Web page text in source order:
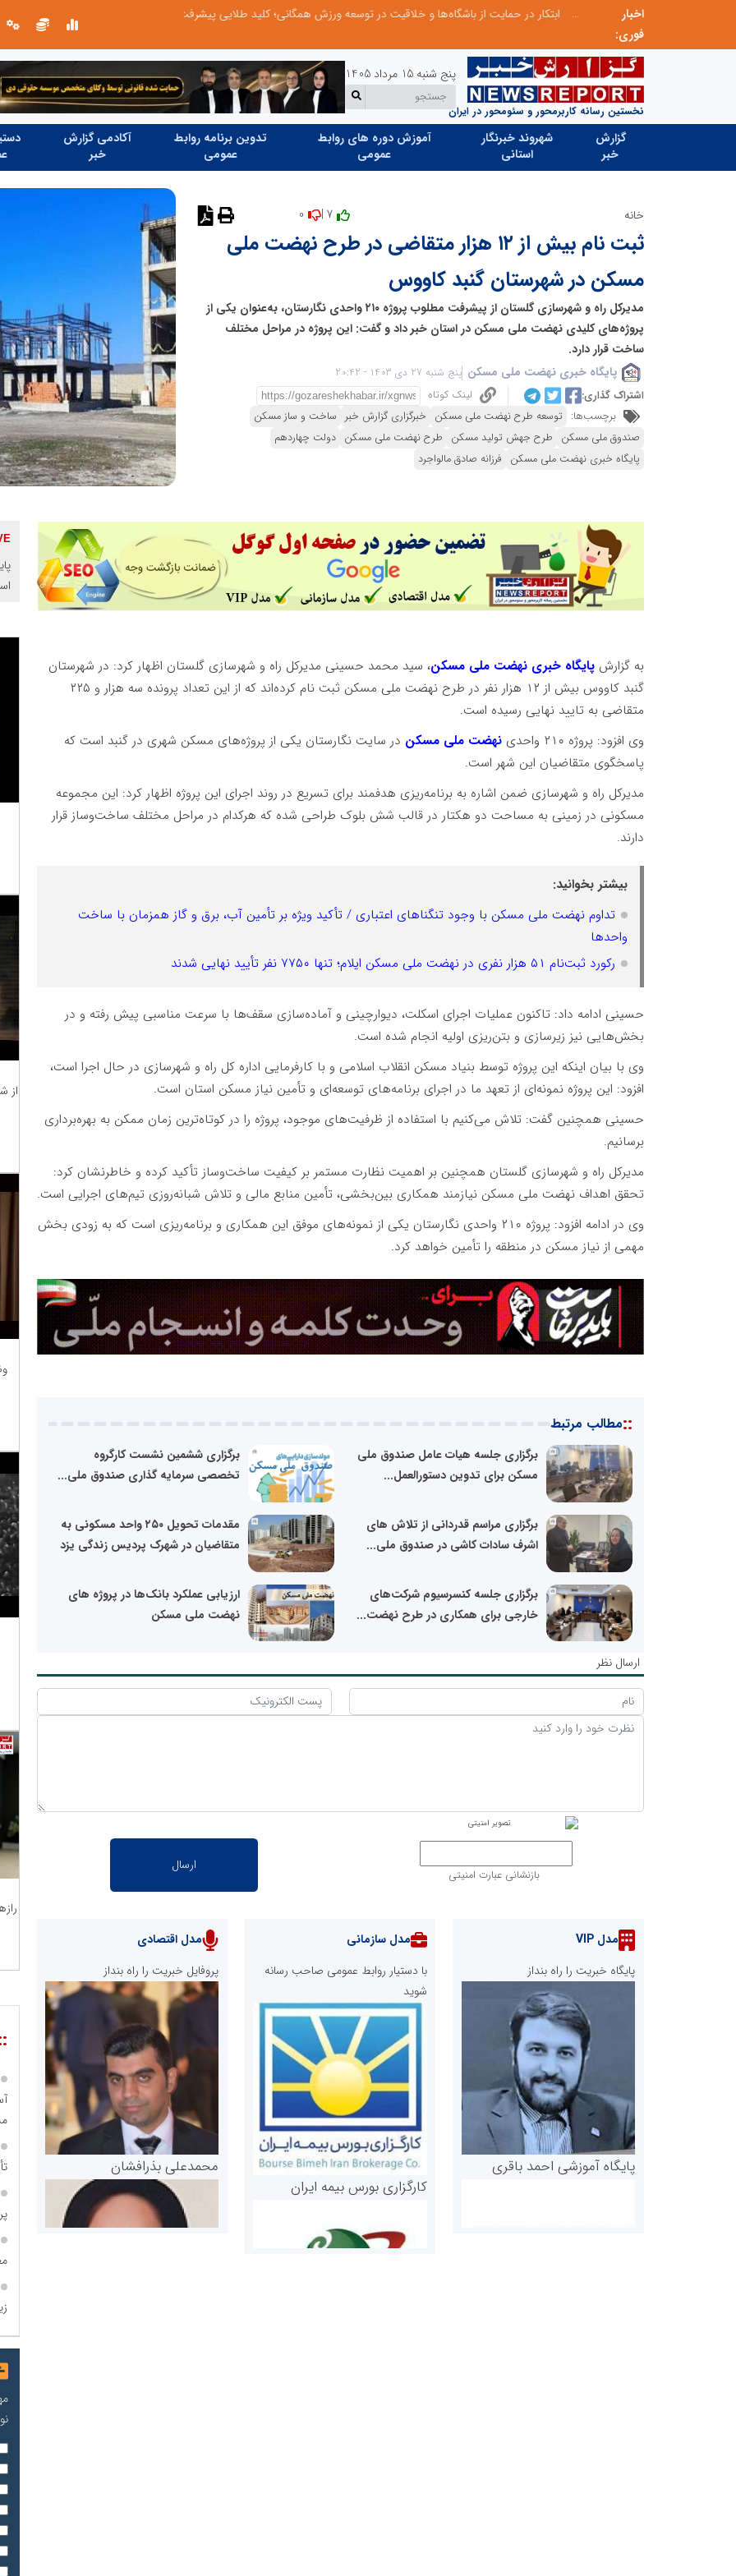
اخبار
فوری:
ابتکار در حمایت از باشگاه‌ها و خلاقیت در توسعه ورزش همگانی؛ کلید طلایی پیشرفت ورزش کشور
نخستین رسانه کاربرمحور و سئومحور در ایران
پنج شنبه 15 مرداد 1405
گزارش
خبر
شهروند خبرنگار
استانی
آموزش دوره های روابط
عمومی
تدوین برنامه روابط
عمومی
آکادمی گزارش
خبر
خانه
ثبت نام بیش از ۱۲ هزار متقاضی در طرح نهضت ملی
مسکن در شهرستان گنبد کاووس
مدیرکل راه و شهرسازی گلستان از پیشرفت مطلوب پروژه ۲۱۰ واحدی نگارستان، به‌عنوان یکی از
پروژه‌های کلیدی نهضت ملی مسکن در استان خبر داد و گفت: این پروژه در مراحل مختلف
ساخت قرار دارد.
پایگاه خبری نهضت ملی مسکن پنج شنبه 27 دی 1403 - 20:42
اشتراک گذاری:
لینک کوتاه
برچسب‌ها: توسعه طرح نهضت ملی مسکن خبرگزاری گزارش خبر ساخت و ساز مسکن
صندوق ملی مسکن طرح جهش تولید مسکن طرح نهضت ملی مسکن دولت چهاردهم
پایگاه خبری نهضت ملی مسکن فرزانه صادق مالواجرد
به گزارشپایگاه خبری نهضت ملی مسکن، سید محمد حسینی مدیرکل راه و شهرسازی گلستان اظهار کرد: در شهرستان
گنبد کاووس بیش از ۱۲ هزار نفر در طرح نهضت ملی مسکن ثبت نام کرده‌اند که از این تعداد پرونده سه هزار و ۲۲۵
متقاضی به تایید نهایی رسیده است.
وی افزود: پروژه ۲۱۰ واحدی
نهضت ملی مسکن در سایت نگارستان یکی از پروژه‌های مسکن شهری در گنبد است که
پاسخگوی متقاضیان این شهر است.
مدیرکل راه و شهرسازی ضمن اشاره به برنامه‌ریزی هدفمند برای تسریع در روند اجرای این پروژه اظهار کرد: این مجموعه
مسکونی در زمینی به مساحت دو هکتار در قالب شش بلوک طراحی شده که هرکدام در مراحل مختلف ساخت‌وساز قرار
دارند.
بیشتر بخوانید:
تداوم نهضت ملی مسکن با وجود تنگناهای اعتباری / تأکید ویژه بر تأمین آب، برق و گاز همزمان با ساخت
واحدها
رکورد ثبت‌نام ۵۱ هزار نفری در نهضت ملی مسکن ایلام؛ تنها ۷۷۵۰ نفر تأیید نهایی شدند
حسینی ادامه داد: تاکنون عملیات اجرای اسکلت، دیوارچینی و آماده‌سازی سقف‌ها با سرعت مناسبی پیش رفته و در
بخش‌هایی نیز زیرسازی و بتن‌ریزی اولیه انجام شده است.
وی با بیان اینکه این پروژه توسط بنیاد مسکن انقلاب اسلامی و با کارفرمایی اداره کل راه و شهرسازی در حال اجرا است،
افزود: این پروژه نمونه‌ای از تعهد ما در اجرای برنامه‌های توسعه‌ای و تأمین نیاز مسکن استان است.
حسینی همچنین گفت: تلاش می‌کنیم با استفاده از ظرفیت‌های موجود، پروژه را در کوتاه‌ترین زمان ممکن به بهره‌برداری
برسانیم.
مدیرکل راه و شهرسازی گلستان همچنین بر اهمیت نظارت مستمر بر کیفیت ساخت‌وساز تأکید کرده و خاطرنشان کرد:
تحقق اهداف نهضت ملی مسکن نیازمند همکاری بین‌بخشی، تأمین منابع مالی و تلاش شبانه‌روزی تیم‌های اجرایی است.
وی در ادامه افزود: پروژه ۲۱۰ واحدی نگارستان یکی از نمونه‌های موفق این همکاری و برنامه‌ریزی است که به زودی بخش
مهمی از نیاز مسکن در منطقه را تأمین خواهد کرد.
::مطالب مرتبط
برگزاری جلسه هیات عامل صندوق ملی
مسکن برای تدوین دستورالعمل...
برگزاری ششمین نشست کارگروه
تخصصی سرمایه گذاری صندوق ملی...
برگزاری مراسم قدردانی از تلاش های
اشرف سادات کاشی در صندوق ملی...
مقدمات تحویل ۲۵۰ واحد مسکونی به
متقاضیان در شهرک پردیس زندگی یزد
برگزاری جلسه کنسرسیوم شرکت‌های
خارجی برای همکاری در طرح نهضت...
ارزیابی عملکرد بانک‌ها در پروژه های
نهضت ملی مسکن
ارسال نظر
بازنشانی عبارت امنیتی
مدل VIP
پایگاه خبریت را راه بنداز
پایگاه آموزشی احمد باقری
مدل سازمانی
با دستیار روابط عمومی صاحب رسانه
شوید
کارگزاری بورس بیمه ایران
مدل اقتصادی
پروفایل خبریت را راه بنداز
محمدعلی بذرافشان
از